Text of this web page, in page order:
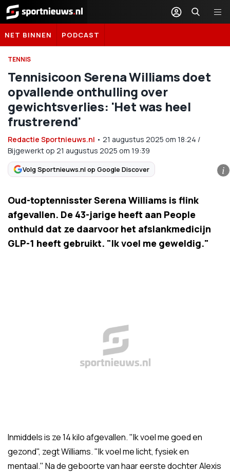
Sportnieuws.nl
NET BINNEN PODCAST
TENNIS
Tennisicoon Serena Williams doet
opvallende onthulling over
gewichtsverlies: 'Het was heel
frustrerend'
Redactie Sportnieuws.nl • 21 augustus 2025 om 18:24 /
Bijgewerkt op 21 augustus 2025 om 19:39
Volg Sportnieuws.nl op Google Discover i
Oud-toptennisster Serena Williams is flink
afgevallen. De 43-jarige heeft aan People
onthuld dat ze daarvoor het afslankmedicijn
GLP-1 heeft gebruikt. "Ik voel me geweldig."
Inmiddels is ze 14 kilo afgevallen. "Ik voel me goed en
gezond", zegt Williams. "Ik voel me licht, fysiek en
mentaal." Na de geboorte van haar eerste dochter Alexis